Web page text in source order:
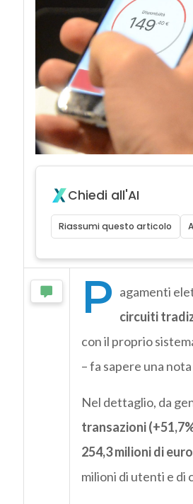
Chiedi all'AI
Riassumi questo articolo
P agamenti
circuiti
con il proprio
– fa sapere una
Nel dettaglio, da
transazioni
254,3 milioni di euro
milioni di utenti e di